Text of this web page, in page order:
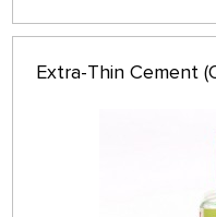
Extra-Thin Cement